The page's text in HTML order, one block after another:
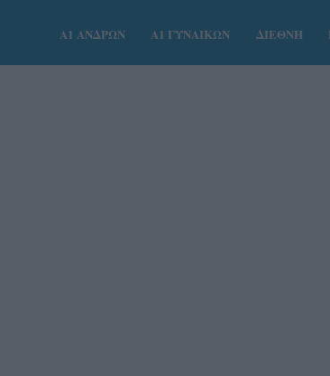
Α1 ΑΝΔΡΩΝ Α1 ΓΥΝΑΙΚΩΝ ΔΙΕΘΝΗ